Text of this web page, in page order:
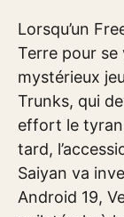
Lorsqu’un
Terre pour se
mystérieux
Trunks, qui
effort le tyran
tard,
Saiyan va
Android 19,